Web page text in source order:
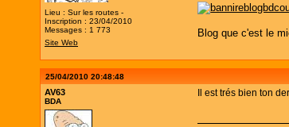
Lieu : Sur les routes -
Inscription : 23/04/2010
Messages : 1 773
Site Web
Blog que c'est le
25/04/2010 20:48:48
AV63
BDA
Il est trés bien ton